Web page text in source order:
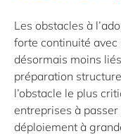
Les obstacles à
forte continuité
désormais moins
préparation
l’obstacle le plus
entreprises à passer
déploiement à